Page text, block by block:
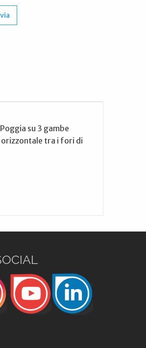
su 3 gambe
orizzontale tra i fori di